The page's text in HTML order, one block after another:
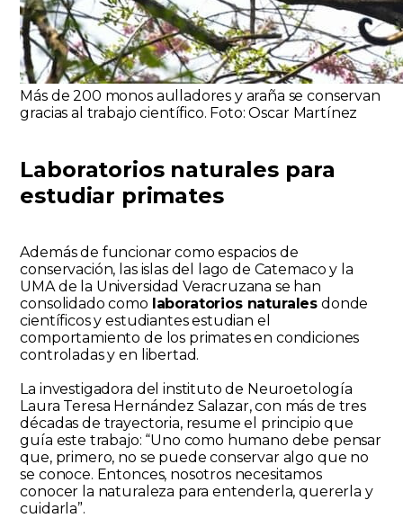
Más de 200 monos aulladores y araña se conservan
gracias al trabajo científico. Foto: Oscar Martínez
Laboratorios naturales para
estudiar primates
Además de funcionar como espacios de
conservación, las islas del lago de Catemaco y la
UMA de la Universidad Veracruzana se han
consolidado como laboratorios naturales donde
científicos y estudiantes estudian el
comportamiento de los primates en condiciones
controladas y en libertad.
La investigadora del instituto de Neuroetología
Laura Teresa Hernández Salazar, con más de tres
décadas de trayectoria, resume el principio que
guía este trabajo: “Uno como humano debe pensar
que, primero, no se puede conservar algo que no
se conoce. Entonces, nosotros necesitamos
conocer la naturaleza para entenderla, quererla y
cuidarla”.